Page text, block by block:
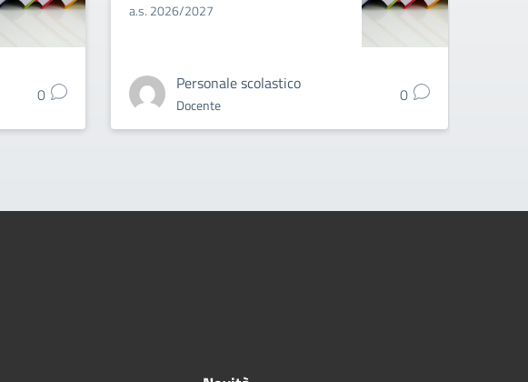
0
a.s. 2026/2027
Personale scolastico
Docente 0